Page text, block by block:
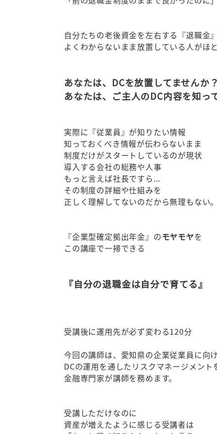
自分たちの老後資金を左右する『退職金』
よくわからないまま放置している人がほと
あなたは、DCを放置してませんか？
あなたは、ご主人のDC内容を知っ
実際に『従業員』が知りたい情報
知っておくべき情報が伝わらないまま
制度だけがスタートしているのが現状
導入する会社の総務や人事
もっと言えば社長ですら...
その制度の詳細や仕組みを
正しく理解してないのだから無理もない。
『企業型確定拠出年金』のモヤモヤを
この講座で一掃できる
『自分の退職金は自分で育てる』
受講後に運用先が必ず変わる120分
今回の講師は、愛知県の企業従業員に向
DCの運用を通したリスクマネージメント
金融専門家が講師を務めます。
受講しただけなのに
資産が増えたように感じる受講者は